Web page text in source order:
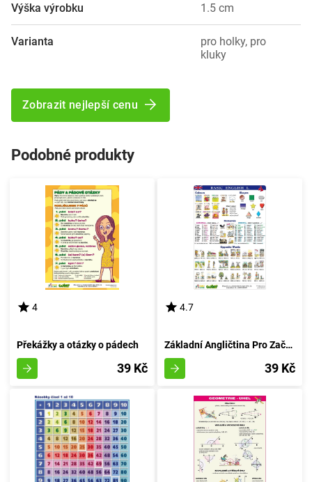
Výška výrobku 1.5 cm
Varianta
pro holky, pro
kluky
Zobrazit nejlepší cenu
Podobné produkty
4
Překážky a otázky o pádech
39 Kč
4.7
Základní Angličtina Pro Začátečníky - Formát A4
39 Kč